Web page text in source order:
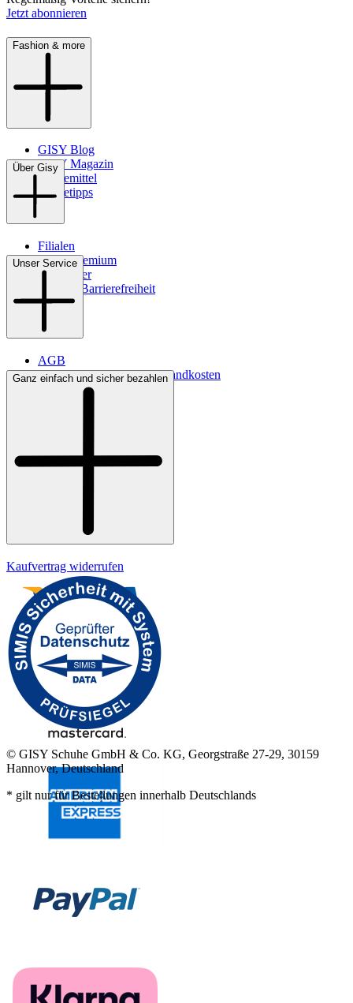
Jetzt abonnieren
Fashion & more
GISY Blog
GISY Magazin
Pflegemittel
Pflegetipps
Über Gisy
Filialen
WMS-Premium
Newsletter
Digitale Barrierefreiheit
Unser Service
AGB
Lieferbedingungen & Versandkosten
Bezahlung
Ganz einfach und sicher bezahlen
Kaufvertrag widerrufen
© GISY Schuhe GmbH & Co. KG, Georgstraße 27-29, 30159
Hannover, Deutschland
* gilt nur für Bestellungen innerhalb Deutschlands